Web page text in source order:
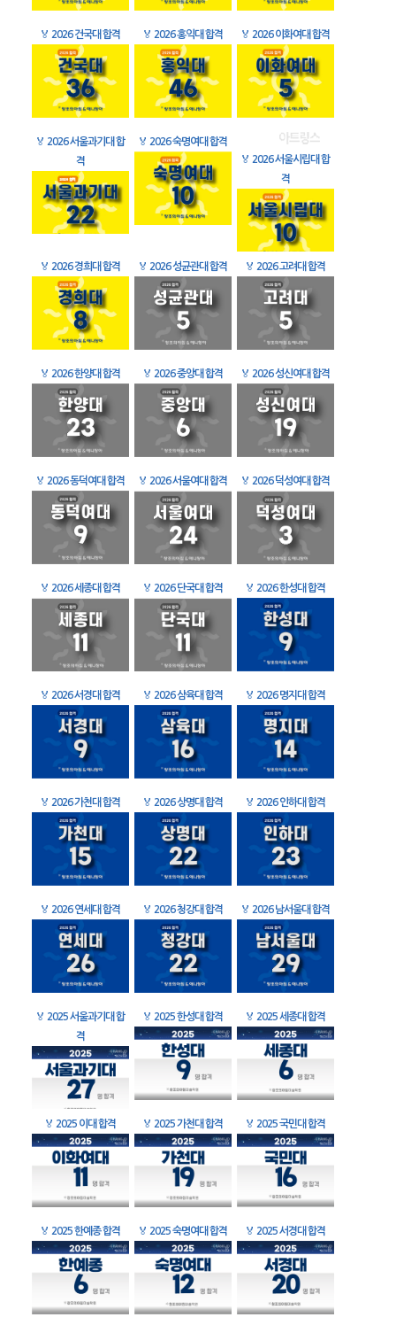
🏅 2026 건국대 합격 🏅 2026 홍익대 합격 🏅 2026 이화여대 합격
🏅 2026 서울과기대 합
격
🏅 2026 숙명여대 합격
🏅 2026 서울시립대 합
격
🏅 2026 경희대 합격 🏅 2026 성균관대 합격 🏅 2026 고려대 합격
🏅 2026 한양대 합격 🏅 2026 중앙대 합격 🏅 2026 성신여대 합격
🏅 2026 동덕여대 합격 🏅 2026 서울여대 합격 🏅 2026 덕성여대 합격
🏅 2026 세종대 합격 🏅 2026 단국대 합격 🏅 2026 한성대 합격
🏅 2026 서경대 합격 🏅 2026 삼육대 합격 🏅 2026 명지대 합격
🏅 2026 가천대 합격 🏅 2026 상명대 합격 🏅 2026 인하대 합격
🏅 2026 연세대 합격 🏅 2026 청강대 합격 🏅 2026 남서울대 합격
🏅 2025 서울과기대 합
격
🏅 2025 한성대 합격 🏅 2025 세종대 합격
🏅 2025 이대 합격 🏅 2025 가천대 합격 🏅 2025 국민대 합격
🏅 2025 한예종 합격 🏅 2025 숙명여대 합격 🏅 2025 서경대 합격